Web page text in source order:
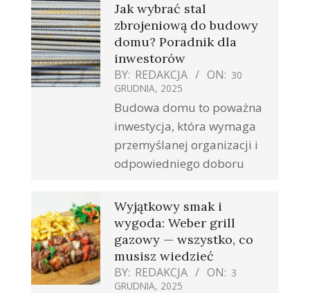
Jak wybrać stal
zbrojeniową do budowy
domu? Poradnik dla
inwestorów
BY: REDAKCJA ON: 30
GRUDNIA, 2025
Budowa domu to poważna
inwestycja, która wymaga
przemyślanej organizacji i
odpowiedniego doboru
Wyjątkowy smak i
wygoda: Weber grill
gazowy — wszystko, co
musisz wiedzieć
BY: REDAKCJA ON: 3
GRUDNIA, 2025